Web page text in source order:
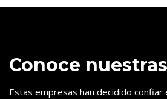
Conoce
Estas empresas han decidido confiar